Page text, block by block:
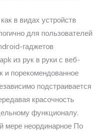
в видах устройств
для пользователей
гаджетов
из рук в руки с веб-
и порекомендованное
подстраивается
красочность
функционалу.
мере неординарное По